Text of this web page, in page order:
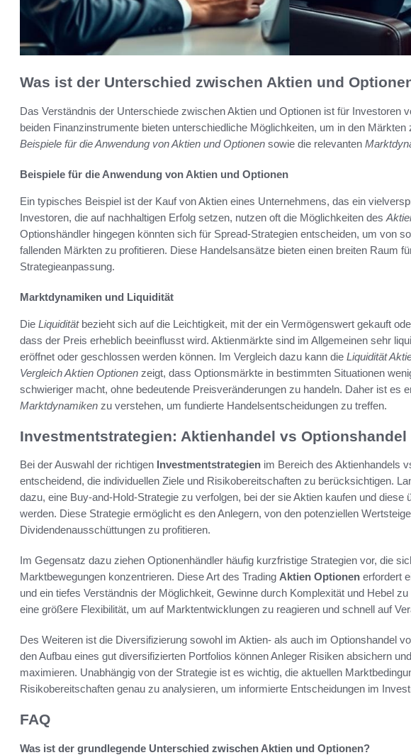
Was ist der Unterschied zwischen Aktien und
Das Verständnis der Unterschiede zwischen Aktien und Optionen ist für Investoren
beiden Finanzinstrumente bieten unterschiedliche Möglichkeiten, um in den Märkten
Beispiele für die Anwendung von Aktien und Optionen sowie die relevanten
Beispiele für die Anwendung von Aktien und Optionen
Ein typisches Beispiel ist der Kauf von Aktien eines Unternehmens, das ein
Investoren, die auf nachhaltigen Erfolg setzen, nutzen oft die Möglichkeiten des
Optionshändler hingegen könnten sich für Spread-Strategien entscheiden, um von
fallenden Märkten zu profitieren. Diese Handelsansätze bieten einen breiten Raum
Strategieanpassung.
Marktdynamiken und Liquidität
Die Liquiditätbezieht sich auf die Leichtigkeit, mit der ein Vermögenswert gekauft
dass der Preis erheblich beeinflusst wird. Aktienmärkte sind im Allgemeinen sehr
eröffnet oder geschlossen werden können. Im Vergleich dazu kann die Liquidität
Vergleich Aktien Optionen zeigt, dass Optionsmärkte in bestimmten Situationen
schwieriger macht, ohne bedeutende Preisveränderungen zu handeln. Daher ist es
Marktdynamiken zu verstehen, um fundierte Handelsentscheidungen zu treffen.
Investmentstrategien: Aktienhandel vs Optionshandel
Bei der Auswahl der richtigen Investmentstrategien im Bereich des Aktienhandels
entscheidend, die individuellen Ziele und Risikobereitschaften zu berücksichtigen.
dazu, eine Buy-and-Hold-Strategie zu verfolgen, bei der sie Aktien kaufen und diese
werden. Diese Strategie ermöglicht es den Anlegern, von den potenziellen
Dividendenausschüttungen zu profitieren.
Im Gegensatz dazu ziehen Optionenhändler häufig kurzfristige Strategien vor, die
Marktbewegungen konzentrieren. Diese Art des Trading Aktien Optionen erfordert
und ein tiefes Verständnis der Möglichkeit, Gewinne durch Komplexität und Hebel
eine größere Flexibilität, um auf Marktentwicklungen zu reagieren und schnell auf
Des Weiteren ist die Diversifizierung sowohl im Aktien- als auch im Optionshandel
den Aufbau eines gut diversifizierten Portfolios können Anleger Risiken absichern
maximieren. Unabhängig von der Strategie ist es wichtig, die aktuellen
Risikobereitschaften genau zu analysieren, um informierte Entscheidungen im
FAQ
Was ist der grundlegende Unterschied zwischen Aktien und Optionen?